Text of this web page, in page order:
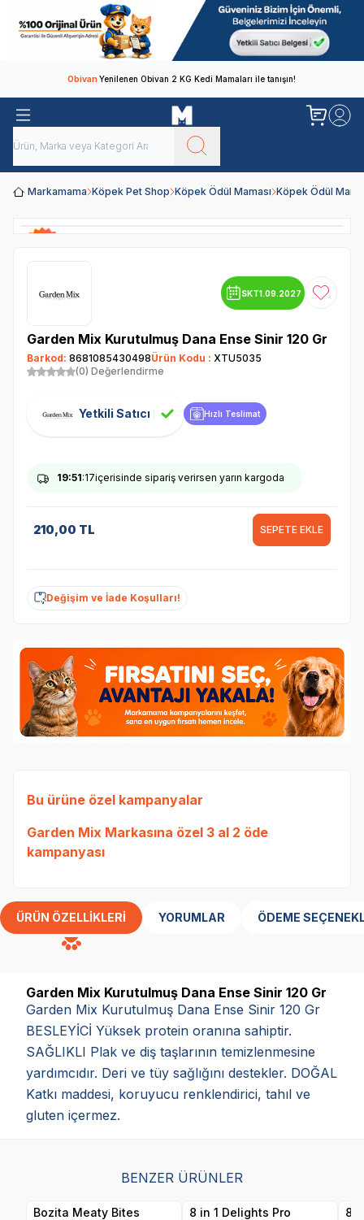
ObivanYenilenen Obivan 2 KG Kedi Mamaları ile tanışın!
Markamama Köpek Pet Shop Köpek Ödül Maması Köpek Ödül
SKT1.09.2027 Favoriye
Garden Mix Kurutulmuş Dana Ense Sinir 120 Gr
Barkod: 8681085430498Ürün Kodu : XTU5035
(0) Değerlendirme
Yetkili Satıcı Hızlı Teslimat
19:51:17içerisinde sipariş verirsen yarın kargoda
210,00 TL SEPETE EKLE
Değişim ve İade Koşulları!
Bu ürüne özel kampanyalar
Garden Mix Markasına özel 3 al 2 öde
kampanyası
ÜRÜN ÖZELLIKLERI YORUMLAR ÖDEME
Garden Mix Kurutulmuş Dana Ense Sinir 120 Gr
Garden Mix Kurutulmuş Dana Ense Sinir 120 Gr
BESLEYİCİ Yüksek protein oranına sahiptir.
SAĞLIKLI Plak ve diş taşlarının temizlenmesine
yardımcıdır. Deri ve tüy sağlığını destekler. DOĞAL
Katkı maddesi, koruyucu renklendirici, tahıl ve
gluten içermez.
BENZER ÜRÜNLER
Bozita Meaty Bites
8 in 1 Delights Pro
8